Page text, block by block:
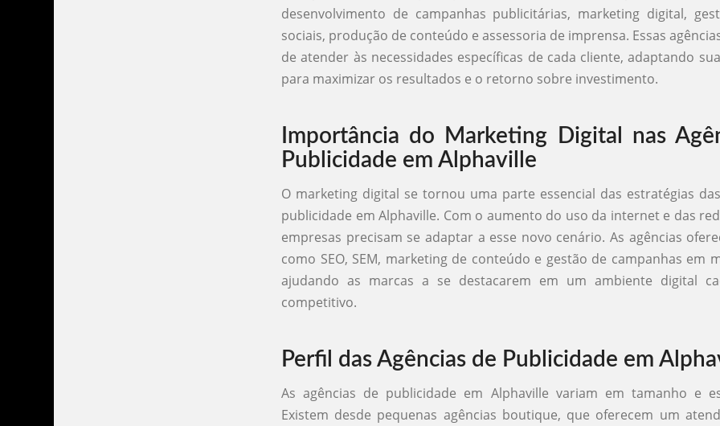
desenvolvimento de campanhas publicitárias, marketing digital,
sociais, produção de conteúdo e assessoria de imprensa. Essas
de atender às necessidades específicas de cada cliente, adaptando
para maximizar os resultados e o retorno sobre investimento.
Importância do Marketing Digital nas
Publicidade em Alphaville
O marketing digital se tornou uma parte essencial das estratégias
publicidade em Alphaville. Com o aumento do uso da internet e das
empresas precisam se adaptar a esse novo cenário. As agências
como SEO, SEM, marketing de conteúdo e gestão de campanhas em
ajudando as marcas a se destacarem em um ambiente digital
competitivo.
Perfil das Agências de Publicidade em
As agências de publicidade em Alphaville variam em tamanho e
Existem desde pequenas agências boutique, que oferecem um